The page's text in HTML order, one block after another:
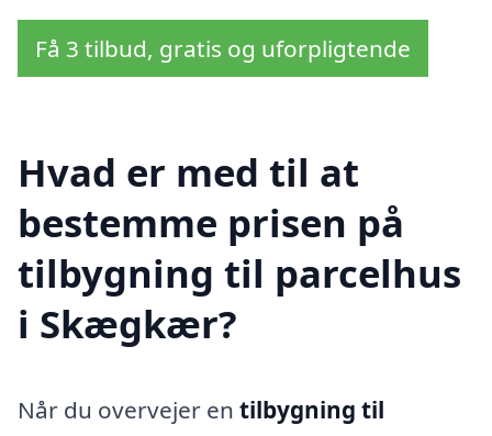
Få 3 tilbud, gratis og uforpligtende
Hvad er med til at
bestemme prisen på
tilbygning til parcelhus
i Skægkær?
Når du overvejer en tilbygning til